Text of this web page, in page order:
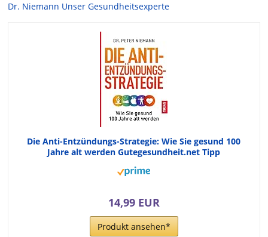
Dr. Niemann Unser Gesundheitsexperte
Die Anti-Entzündungs-Strategie: Wie Sie gesund 100
Jahre alt werden Gutegesundheit.net Tipp
14,99 EUR
Produkt ansehen*